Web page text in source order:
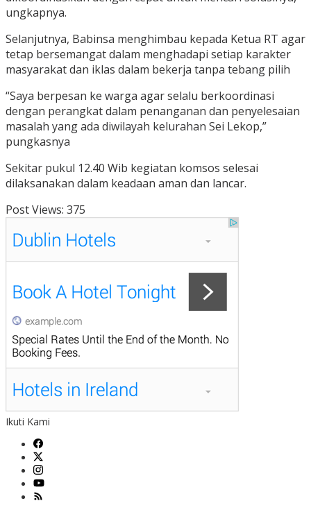
ungkapnya.
Selanjutnya, Babinsa menghimbau kepada Ketua RT agar
tetap bersemangat dalam menghadapi setiap karakter
masyarakat dan iklas dalam bekerja tanpa tebang pilih
“Saya berpesan ke warga agar selalu berkoordinasi
dengan perangkat dalam penanganan dan penyelesaian
masalah yang ada diwilayah kelurahan Sei Lekop,”
pungkasnya
Sekitar pukul 12.40 Wib kegiatan komsos selesai
dilaksanakan dalam keadaan aman dan lancar.
Post Views: 375
Ikuti Kami